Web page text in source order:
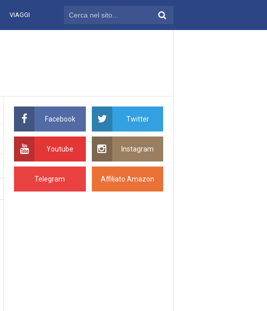
VIAGGI
Facebook Twitter
Youtube Instagram
Telegram Affiliato Amazon